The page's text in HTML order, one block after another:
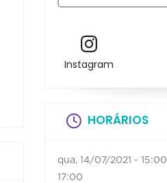
Instagram
HORÁRIOS
qua, 14/07/2021 - 15:00
17:00